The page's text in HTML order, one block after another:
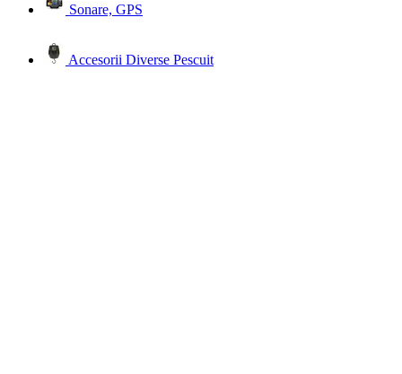
Sonare, GPS
Accesorii Diverse Pescuit